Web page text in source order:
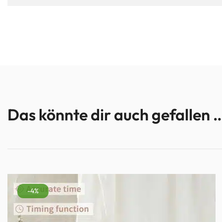
Das könnte dir auch gefallen
-4%